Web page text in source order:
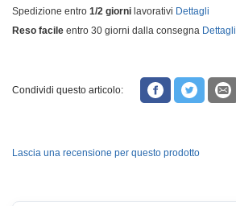
Spedizione entro 1/2 giorni lavorativi Dettagli
Reso facile entro 30 giorni dalla consegna Dettagli
Condividi questo articolo:
Lascia una recensione per questo prodotto